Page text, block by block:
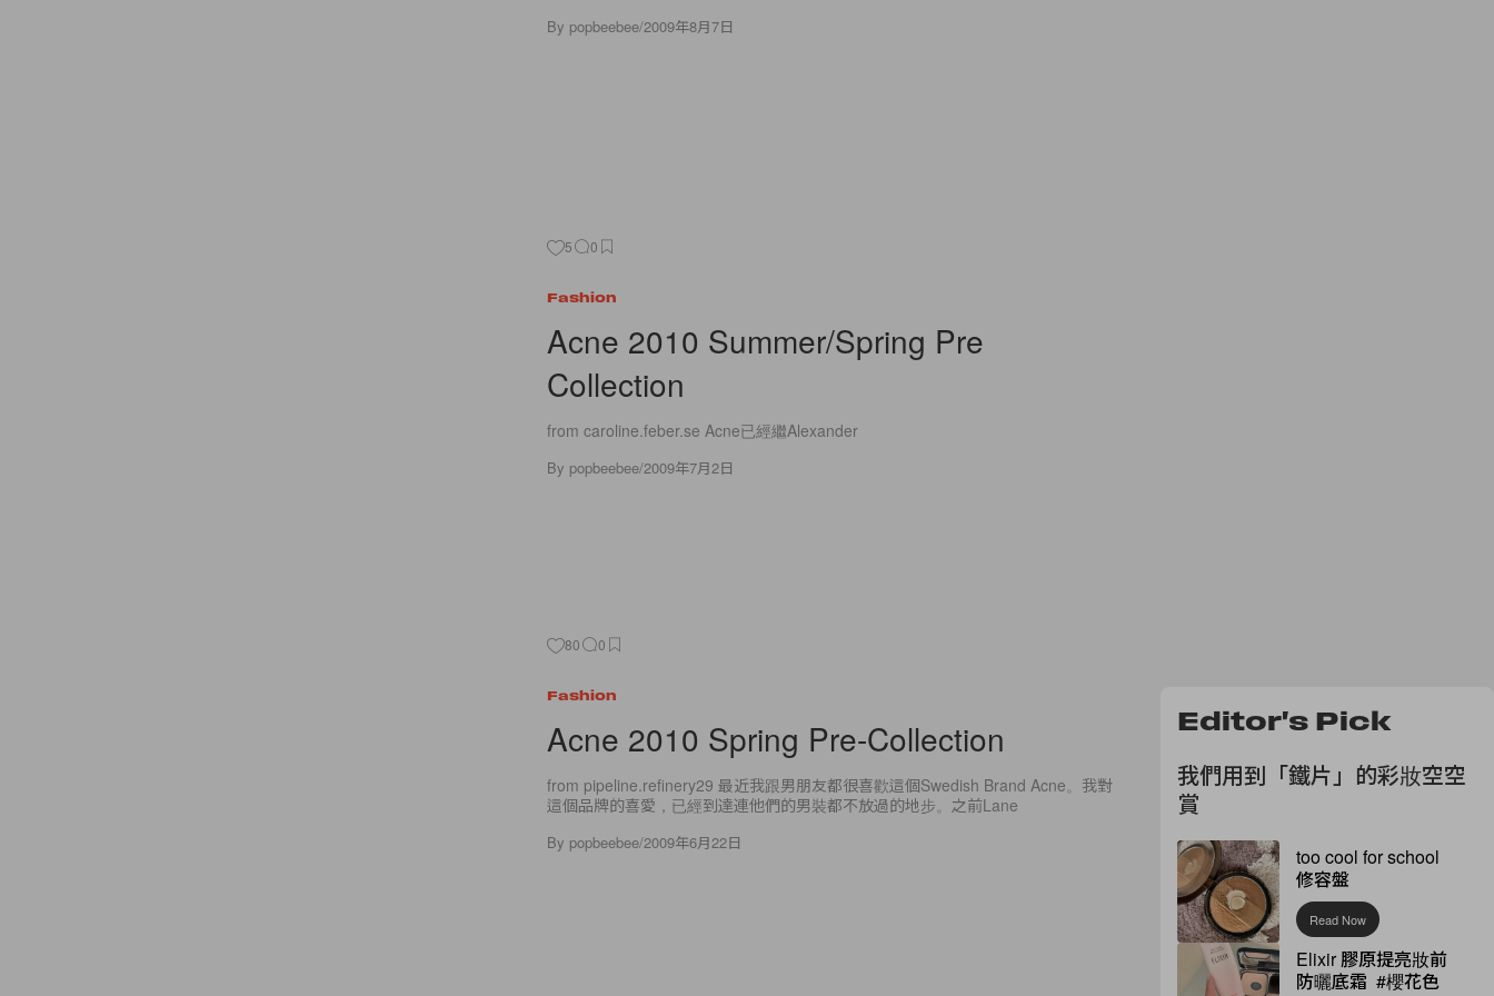
By popbeebee/2009年8月7日
5 0
Fashion
Acne 2010 Summer/Spring Pre
Collection
from caroline.feber.se Acne已經繼Alexander
By popbeebee/2009年7月2日
80 0
Fashion
Acne 2010 Spring Pre-Collection
from pipeline.refinery29 最近我跟男朋友都很喜歡這個Swedish Brand Acne。我對
這個品牌的喜愛，已經到達連他們的男裝都不放過的地步。之前Lane
By popbeebee/2009年6月22日
Editor's Pick
我們用到「鐵片」的彩妝空空
賞
too cool for school
修容盤
Read Now
Elixir 膠原提亮妝前
防曬底霜 #櫻花色